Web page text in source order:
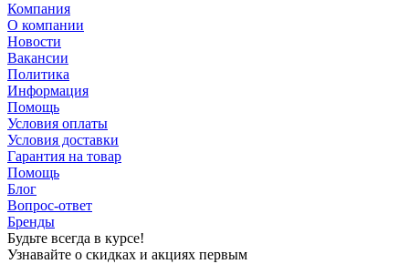
Компания
О компании
Новости
Вакансии
Политика
Информация
Помощь
Условия оплаты
Условия доставки
Гарантия на товар
Помощь
Блог
Вопрос-ответ
Бренды
Будьте всегда в курсе!
Узнавайте о скидках и акциях первым